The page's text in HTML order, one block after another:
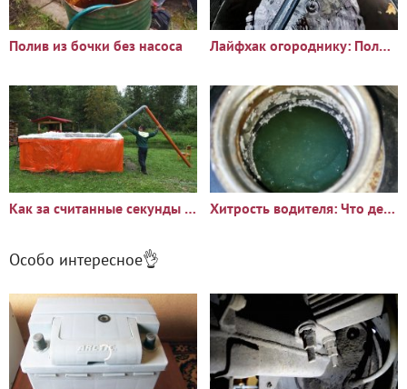
Полив из бочки без насоса Лайфхак огороднику: Полив из бочки без насоса
Как за считанные секунды откачать воду из бассейна без насоса Хитрость водителя: Что делать если зимой застыло летнее
Особо интересное👌